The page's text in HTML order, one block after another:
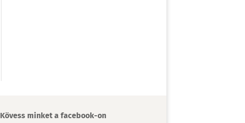
Kövess minket a facebook-on